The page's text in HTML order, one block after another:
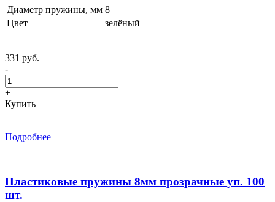
Диаметр пружины, мм 8
Цвет
зелёный
331 руб.
-
+
Купить
Подробнее
Пластиковые пружины 8мм прозрачные уп. 100
шт.